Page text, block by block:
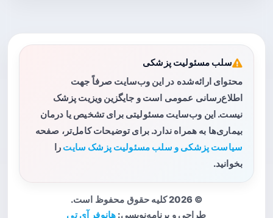
سلب مسئولیت پزشکی
محتوای ارائه‌شده در این وب‌سایت صرفاً جهت
اطلاع‌رسانی عمومی است و جایگزین ویزیت پزشک
نیست. این وب‌سایت مسئولیتی برای تشخیص یا درمان
بیماری‌ها به همراه ندارد. برای توضیحات کامل‌تر، صفحه
سیاست پزشکی و سلب مسئولیت پزشک سایت را
بخوانید.
© 2026 کلیه حقوق محفوظ است.
طراحی و برنامه‌نویسی: هانوفر آی تی